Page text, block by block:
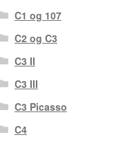
C1 og 107
C2 og C3
C3 II
C3 III
C3 Picasso
C4